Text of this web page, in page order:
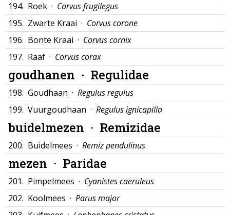
194. Roek · Corvus frugilegus
195. Zwarte Kraai · Corvus corone
196. Bonte Kraai · Corvus cornix
197. Raaf · Corvus corax
goudhanen · Regulidae
198. Goudhaan · Regulus regulus
199. Vuurgoudhaan · Regulus ignicapilla
buidelmezen · Remizidae
200. Buidelmees · Remiz pendulinus
mezen · Paridae
201. Pimpelmees · Cyanistes caeruleus
202. Koolmees · Parus major